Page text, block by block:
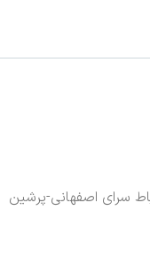
سرای اصفهانی-پرشین